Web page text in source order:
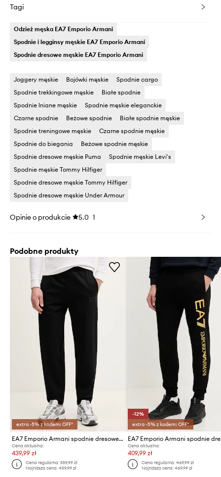
Tagi
Odzież męska EA7 Emporio Armani
Spodnie i legginsy męskie EA7 Emporio Armani
Spodnie dresowe męskie EA7 Emporio Armani
Joggery męskie Bojówki męskie
Spodnie cargo
Spodnie trekkingowe męskie
Białe spodnie
Spodnie lniane męskie
Spodnie męskie eleganckie
Czarne spodnie
Beżowe spodnie
Białe spodnie męskie
Spodnie treningowe męskie
Czarne spodnie męskie
Spodnie do biegania
Beżowe spodnie męskie
Spodnie dresowe męskie Puma
Spodnie męskie Levi's
Spodnie męskie Tommy Hilfiger
Spodnie dresowe męskie Tommy Hilfiger
Spodnie dresowe męskie Under Armour
Opinie o produkcie 5.0 1
Podobne produkty
extra -5% z kodem: OFF*
EA7 Emporio Armani spodnie dresowe męskie
Cena aktualna:
439,99 zł
Cena regularna:559,99 zł
Najniższa cena:459,99 zł
-12%
extra -5% z kodem: OFF*
Cena aktualna:
409,99 zł
Cena regularna: 469,99 zł
Najniższa cena: 469,99 zł